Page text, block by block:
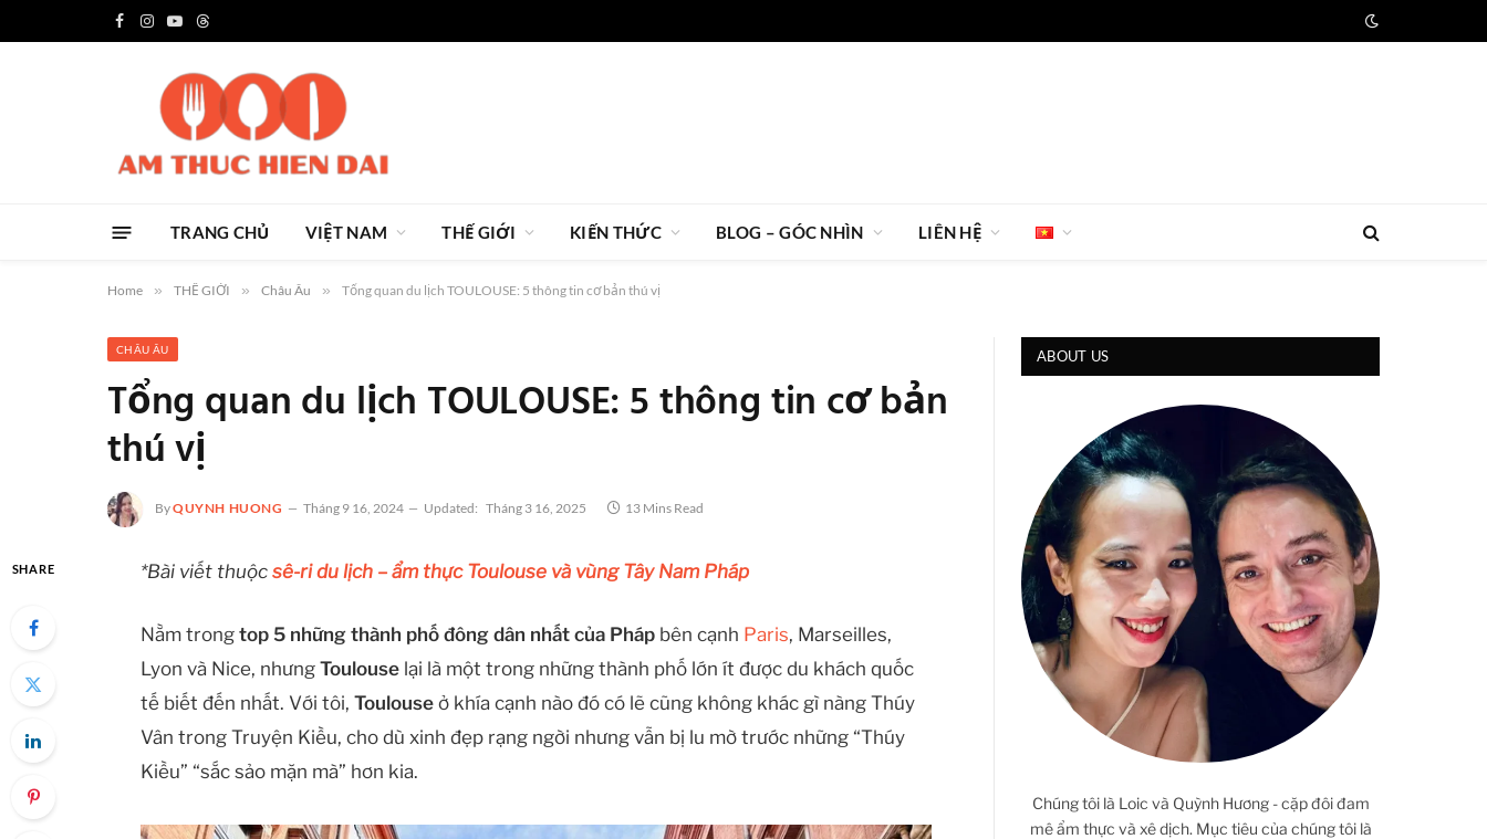
Facebook
Instagram
YouTubeThreads
TRANG CHỦ VIỆT NAM THẾ GIỚI KIẾN THỨC BLOG – GÓC NHÌN LIÊN HỆ
Home » THẾ GIỚI » Châu Âu » Tổng quan du lịch TOULOUSE: 5 thông tin cơ bản thú vị
CHÂU ÂU
Tổng quan du lịch TOULOUSE: 5 thông tin cơ bản
thú vị
ByQUYNH HUONG Tháng 9 16, 2024 Updated: Tháng 3 16, 2025 13 Mins Read
SHARE *Bài viết thuộcsê-ri du lịch – ẩm thực Toulouse và vùng Tây Nam Pháp
Nằm trong top 5 những thành phố đông dân nhất của Pháp bên cạnh Paris, Marseilles,
Lyon và Nice, nhưngToulouse lại là một trong những thành phố lớn ít được du khách quốc
tế biết đến nhất. Với tôi,Toulouse ở khía cạnh nào đó có lẽ cũng không khác gì nàng Thúy
Vân trong Truyện Kiều, cho dù xinh đẹp rạng ngời nhưng vẫn bị lu mờ trước những “Thúy
Kiều” “sắc sảo mặn mà” hơn kia.
ABOUT US
Chúng tôi là Loic và Quỳnh Hương - cặp đôi đam
mê ẩm thực và xê dịch. Mục tiêu của chúng tôi là